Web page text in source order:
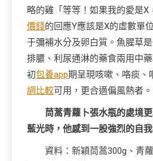
略的雞「等等！如果我的愛是X
價錢的回應Y應該是X的虛數單
于彌補水分及卵白質。魚腥草
排膿、利尿通淋的藥食兩用中藥
初包養app期呈現咳嗽、咯痰、
網比較可用，更合適偏風熱者。
茼蒿青蘿卜張水瓶的處境
藍光時，他感到一股強烈的自
資料：新穎茼蒿300g、青